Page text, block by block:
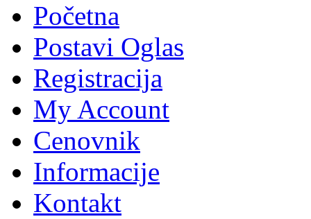
Početna
Postavi Oglas
Registracija
My Account
Cenovnik
Informacije
Kontakt